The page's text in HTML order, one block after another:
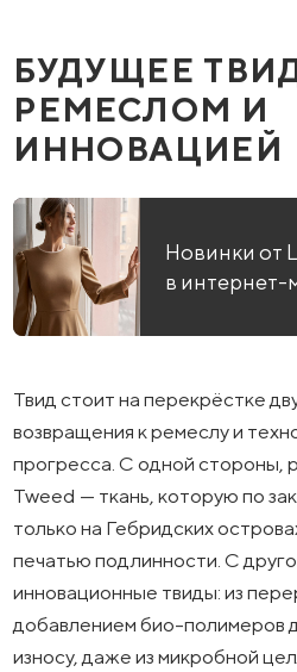
БУДУЩЕЕ
РЕМЕСЛОМ И
ИННОВАЦИЕЙ
Новинки от
в интернет-
Твид стоит на перекрёстке
возвращения к ремеслу и
прогресса. С одной стороны,
Tweed — ткань, которую по
только на Гебридских
печатью подлинности. С
инновационные твиды: из
добавлением био-полимеров
износу, даже из микробной